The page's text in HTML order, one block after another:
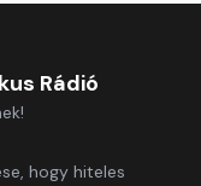
Rádió
hogy hiteles